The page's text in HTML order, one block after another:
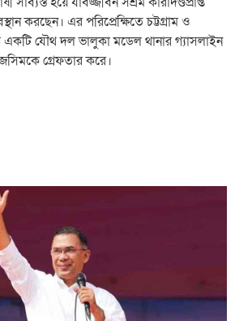
করছেন। এর পরিপ্রেক্ষিতে চট্টগ্রাম ও
একটি যৌথ দল ভালুকা মডেল থানার গ্যাসলাইন
গ্রেফতার করে।